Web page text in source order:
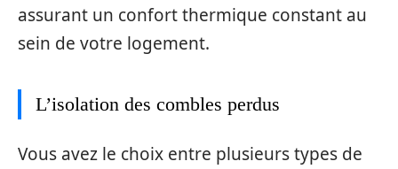
assurant un confort thermique constant au
sein de votre logement.
L’isolation des combles perdus
Vous avez le choix entre plusieurs types de